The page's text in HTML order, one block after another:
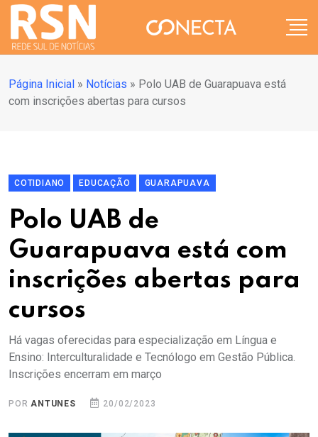
Página Inicial » Notícias » Polo UAB de Guarapuava está
com inscrições abertas para cursos
COTIDIANO EDUCAÇÃO GUARAPUAVA
Polo UAB de
Guarapuava está com
inscrições abertas para
cursos
Há vagas oferecidas para especialização em Língua e
Ensino: Interculturalidade e Tecnólogo em Gestão Pública.
Inscrições encerram em março
PORANTUNES 20/02/2023